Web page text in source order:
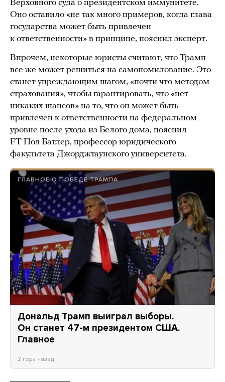
Верховного суда о президентском иммунитете.
Оно оставило «не так много примеров, когда глава
государства может быть привлечен
к ответственности» в принципе, пояснил эксперт.
Впрочем, некоторые юристы считают, что Трамп
все же может решиться на самопомилование. Это
станет упреждающим шагом, «почти что методом
страхования», чтобы гарантировать, что «нет
никаких шансов» на то, что он может быть
привлечен к ответственности на федеральном
уровне после ухода из Белого дома, пояснил
FT Пол Батлер, профессор юридического
факультета Джорджтаунского университета.
ГЛАВНОЕ О ПОБЕДЕ ТРАМПА
Дональд Трамп выиграл выборы.
Он станет 47-м президентом США.
Главное
2 года назад